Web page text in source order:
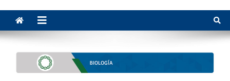
Superiores Zaragoza
México. Imparte educación en los niveles de licenciatura y posgrado
en las áreas de las ciencias de la salud, sociales, del comportamiento,